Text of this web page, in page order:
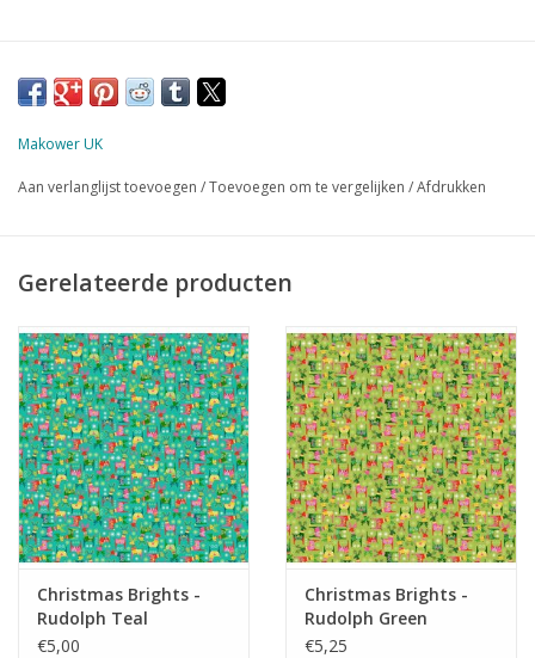
Makower UK
Aan verlanglijst toevoegen /Toevoegen om te vergelijken /Afdrukken
Gerelateerde producten
Christmas Brights -
Rudolph Teal
€5,00
Christmas Brights -
Rudolph Green
€5,25